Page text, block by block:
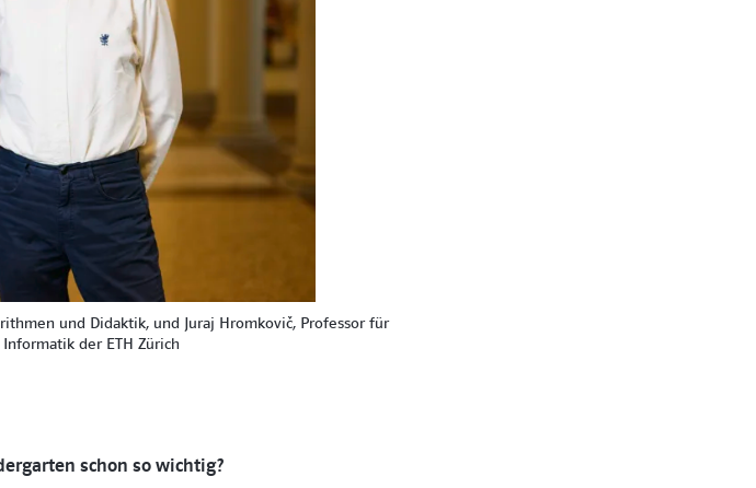
und Didaktik, und Juraj Hromkovič, Professor für
der ETH Zürich
schon so wichtig?